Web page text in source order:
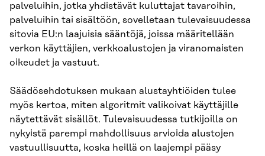
palveluihin, jotka yhdistävät kuluttajat tavaroihin,
palveluihin tai sisältöön, sovelletaan tulevaisuudessa
sitovia EU:n laajuisia sääntöjä, joissa määritellään
verkon käyttäjien, verkkoalustojen ja viranomaisten
oikeudet ja vastuut.
Säädösehdotuksen mukaan alustayhtiöiden tulee
myös kertoa, miten algoritmit valikoivat käyttäjille
näytettävät sisällöt. Tulevaisuudessa tutkijoilla on
nykyistä parempi mahdollisuus arvioida alustojen
vastuullisuutta, koska heillä on laajempi pääsy